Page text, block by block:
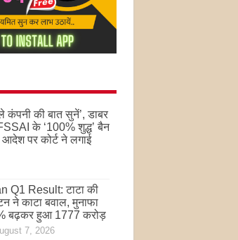
कंपनी की बात सुनें’, डाबर
के ‘100% शुद्ध’ बैन
आदेश पर कोर्ट ने लगाई
Q1 Result: टाटा की
ने काटा बवाल, मुनाफा
बढ़कर हुआ 1777 करोड़
7, 2026